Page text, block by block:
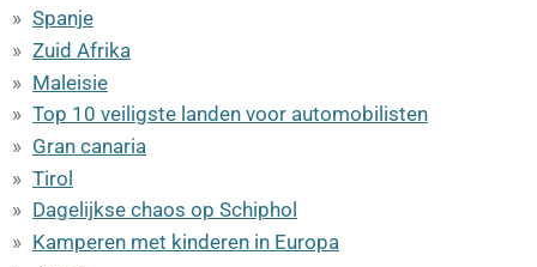
Spanje
Zuid Afrika
Maleisie
Top 10 veiligste landen voor automobilisten
Gran canaria
Tirol
Dagelijkse chaos op Schiphol
Kamperen met kinderen in Europa